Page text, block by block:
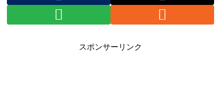
スポンサーリンク